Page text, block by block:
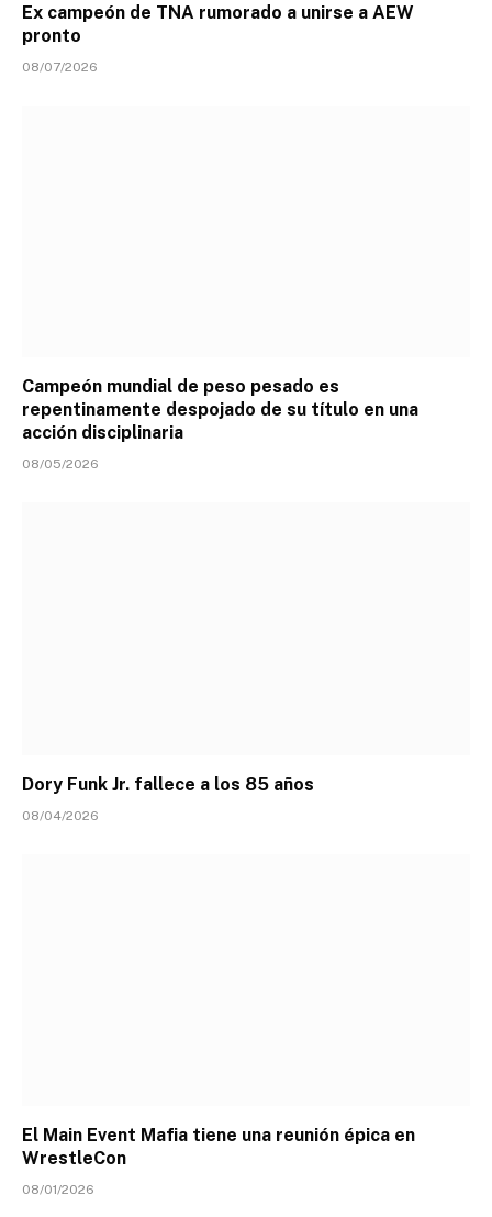
Ex campeón de TNA rumorado a unirse a AEW
pronto
08/07/2026
Campeón mundial de peso pesado es
repentinamente despojado de su título en una
acción disciplinaria
08/05/2026
Dory Funk Jr. fallece a los 85 años
08/04/2026
El Main Event Mafia tiene una reunión épica en
WrestleCon
08/01/2026